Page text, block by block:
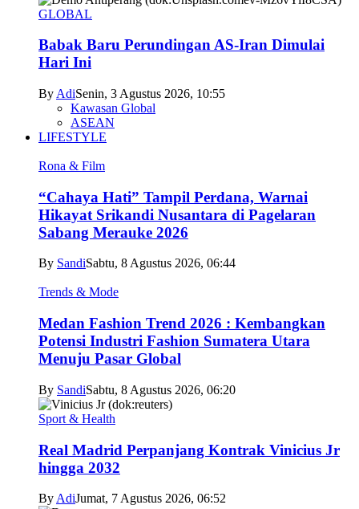
GLOBAL
Babak Baru Perundingan AS-Iran Dimulai
Hari Ini
By AdiSenin, 3 Agustus 2026, 10:55
Kawasan Global
ASEAN
LIFESTYLE
Rona & Film
“Cahaya Hati” Tampil Perdana, Warnai
Hikayat Srikandi Nusantara di Pagelaran
Sabang Merauke 2026
By SandiSabtu, 8 Agustus 2026, 06:44
Trends & Mode
Medan Fashion Trend 2026 : Kembangkan
Potensi Industri Fashion Sumatera Utara
Menuju Pasar Global
By SandiSabtu, 8 Agustus 2026, 06:20
Sport & Health
Real Madrid Perpanjang Kontrak Vinicius Jr
hingga 2032
By AdiJumat, 7 Agustus 2026, 06:52